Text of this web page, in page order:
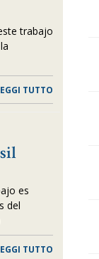
trabajo
TUTTO
es
del
TUTTO